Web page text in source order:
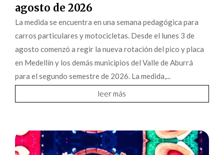
agosto de 2026
La medida se encuentra en una semana pedagógica para
carros particulares y motocicletas. Desde el lunes 3 de
agosto comenzó a regir la nueva rotación del pico y placa
en Medellín y los demás municipios del Valle de Aburrá
para el segundo semestre de 2026. La medida,...
leer más